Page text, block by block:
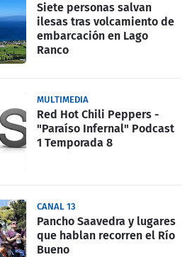
Siete personas salvan
ilesas tras volcamiento de
embarcación en Lago
Ranco
MULTIMEDIA
Red Hot Chili Peppers -
"Paraíso Infernal" Podcast
1 Temporada 8
CANAL 13
Pancho Saavedra y lugares
que hablan recorren el Río
Bueno